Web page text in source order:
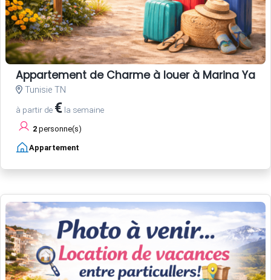
Appartement de Charme à louer à Marina
Tunisie TN
à partir de € la semaine
2 personne(s)
Appartement